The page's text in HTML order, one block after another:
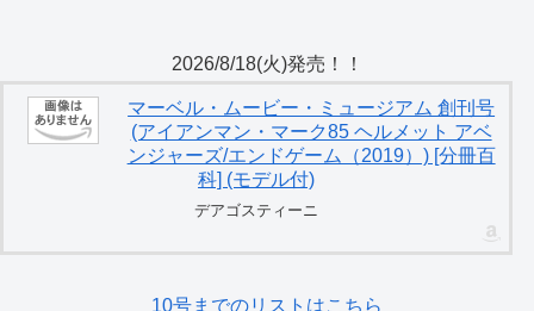
2026/8/18(火)発売！！
マーベル・ムービー・ミュージアム 創刊号
(アイアンマン・マーク85 ヘルメット アベ
ンジャーズ/エンドゲーム（2019）) [分冊百
科] (モデル付)
デアゴスティーニ
10号までのリストはこちら